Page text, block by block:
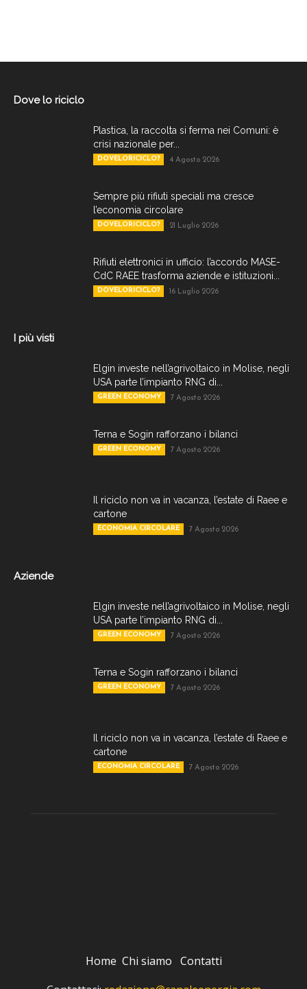
Dove lo riciclo
Plastica, la raccolta si ferma nei Comuni: è
crisi nazionale per...
DOVELORICICLO? 4 Agosto 2026
Sempre più rifiuti speciali ma cresce
l’economia circolare
DOVELORICICLO? 21 Luglio 2026
Rifiuti elettronici in ufficio: l’accordo MASE-
CdC RAEE trasforma aziende e istituzioni...
DOVELORICICLO? 16 Luglio 2026
I più visti
Elgin investe nell’agrivoltaico in Molise, negli
USA parte l’impianto RNG di...
GREEN ECONOMY 7 Agosto 2026
Terna e Sogin rafforzano i bilanci
GREEN ECONOMY 7 Agosto 2026
Il riciclo non va in vacanza, l’estate di Raee e
cartone
ECONOMIA CIRCOLARE 7 Agosto 2026
Aziende
Elgin investe nell’agrivoltaico in Molise, negli
USA parte l’impianto RNG di...
GREEN ECONOMY 7 Agosto 2026
Terna e Sogin rafforzano i bilanci
GREEN ECONOMY 7 Agosto 2026
Il riciclo non va in vacanza, l’estate di Raee e
cartone
ECONOMIA CIRCOLARE 7 Agosto 2026
Home Chi siamo Contatti